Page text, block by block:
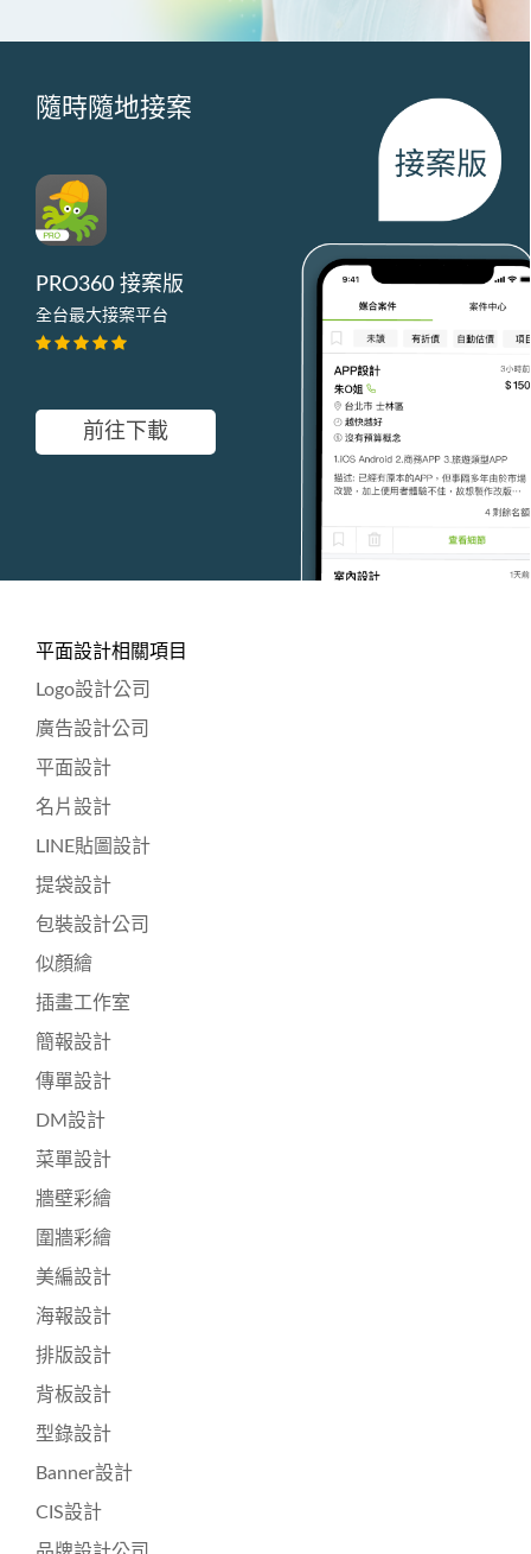
隨時隨地接案
PRO360 接案版
全台最大接案平台
前往下載
平面設計相關項目
Logo設計公司
廣告設計公司
平面設計
名片設計
LINE貼圖設計
提袋設計
包裝設計公司
似顏繪
插畫工作室
簡報設計
傳單設計
DM設計
菜單設計
牆壁彩繪
圍牆彩繪
美編設計
海報設計
排版設計
背板設計
型錄設計
Banner設計
CIS設計